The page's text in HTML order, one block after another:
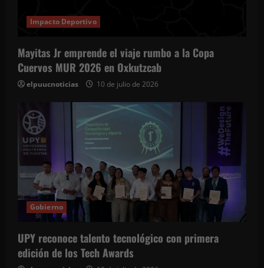
Impacto Deportivo
Mayitas Jr emprende el viaje rumbo a la Copa
Cuervos MUR 2026 en Oxkutzcab
elpuucnoticias 10 de julio de 2026
Gobierno
UPY reconoce talento tecnológico con primera
edición de los Tech Awards